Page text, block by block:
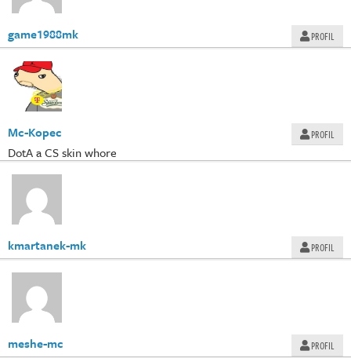
game1988mk PROFIL
Mc-Kopec PROFIL
DotA a CS skin whore
kmartanek-mk PROFIL
meshe-mc PROFIL